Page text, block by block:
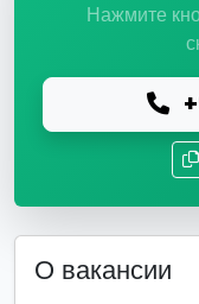
Нажмите
О вакансии